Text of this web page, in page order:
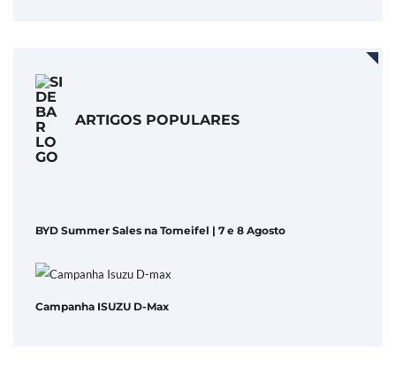
ARTIGOS POPULARES
BYD Summer Sales na Tomeifel | 7 e 8 Agosto
Campanha ISUZU D-Max